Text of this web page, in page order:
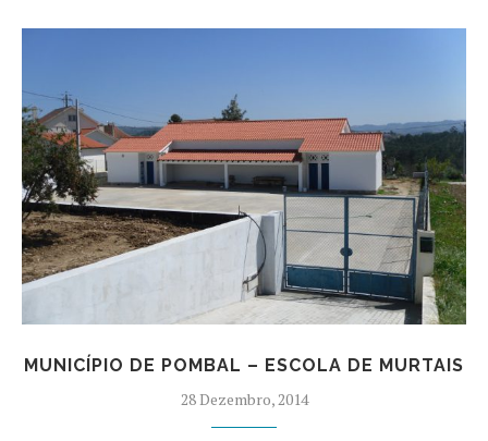
MUNICÍPIO DE POMBAL – ESCOLA DE MURTAIS
28 Dezembro, 2014